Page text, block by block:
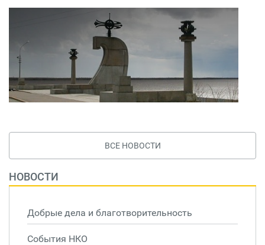
ВСЕ НОВОСТИ
НОВОСТИ
Добрые дела и благотворительность
События НКО